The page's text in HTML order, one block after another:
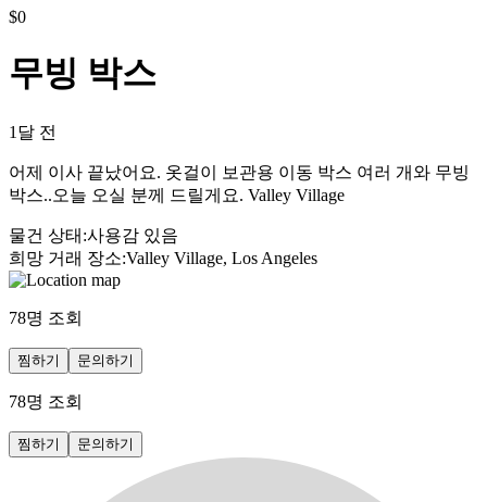
$0
무빙 박스
1달 전
어제 이사 끝났어요. 옷걸이 보관용 이동 박스 여러 개와 무빙
박스..오늘 오실 분께 드릴게요. Valley Village
물건 상태 :사용감 있음
희망 거래 장소:Valley Village, Los Angeles
78명 조회
찜하기 문의하기
78명 조회
찜하기 문의하기